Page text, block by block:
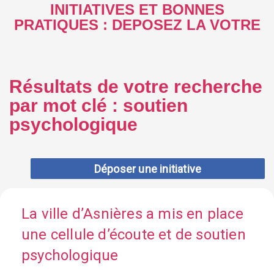
INITIATIVES ET BONNES
PRATIQUES : DEPOSEZ LA VOTRE
Résultats de votre recherche
par mot clé : soutien
psychologique
Déposer une initiative
La ville d’Asnières a mis en place
une cellule d’écoute et de soutien
psychologique